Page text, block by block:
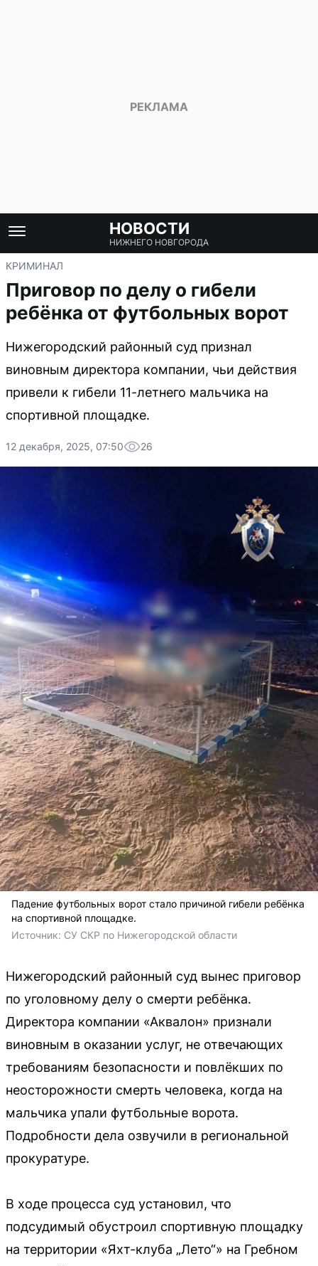
НОВОСТИ
НИЖНЕГО НОВГОРОДА
КРИМИНАЛ
Приговор по делу о гибели
ребёнка от футбольных ворот
Нижегородский районный суд признал
виновным директора компании, чьи действия
привели к гибели 11-летнего мальчика на
спортивной площадке.
12 декабря, 2025, 07:50 26
Падение футбольных ворот стало причиной гибели ребёнка
на спортивной площадке.
Источник: СУ СКР по Нижегородской области
Нижегородский районный суд вынес приговор
по уголовному делу о смерти ребёнка.
Директора компании «Аквалон» признали
виновным в оказании услуг, не отвечающих
требованиям безопасности и повлёкших по
неосторожности смерть человека, когда на
мальчика упали футбольные ворота.
Подробности дела озвучили в региональной
прокуратуре.
В ходе процесса суд установил, что
подсудимый обустроил спортивную площадку
на территории «Яхт-клуба „Лето“» на Гребном